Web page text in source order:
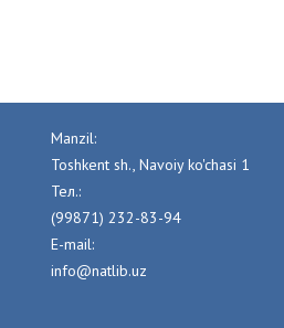
Manzil:
Toshkent sh., Navoiy ko'chasi 1
Тел.:
(99871) 232-83-94
E-mail:
info@natlib.uz